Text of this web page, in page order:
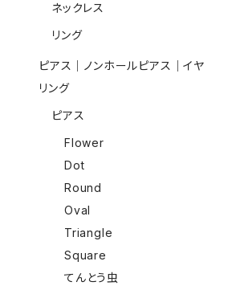
ネックレス
リング
ピアス｜ノンホールピアス｜イヤ
リング
ピアス
Flower
Dot
Round
Oval
Triangle
Square
てんとう虫